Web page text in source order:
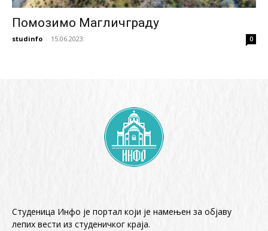
Помозимо Магличграду
studinfo - 15.06.2023. 0
Студеница Инфо је портал који је намењен за објaву
лепих вести из студеничког краја.